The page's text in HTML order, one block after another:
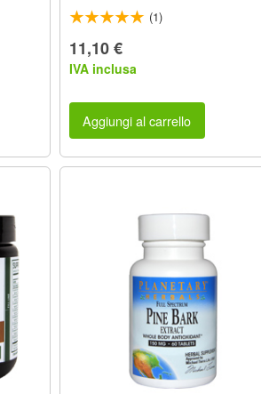
(1)
11,10 €
IVA inclusa
Aggiungi al carrello